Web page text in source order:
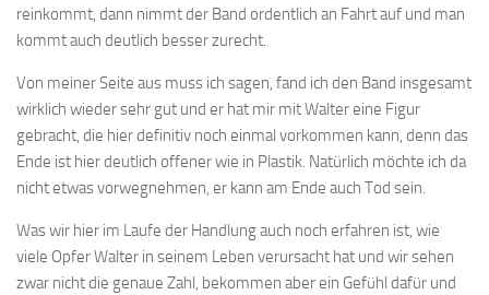
reinkommt, dann nimmt der Band ordentlich an Fahrt auf und man
kommt auch deutlich besser zurecht.
Von meiner Seite aus muss ich sagen, fand ich den Band insgesamt
wirklich wieder sehr gut und er hat mir mit Walter eine Figur
gebracht, die hier definitiv noch einmal vorkommen kann, denn das
Ende ist hier deutlich offener wie in Plastik. Natürlich möchte ich da
nicht etwas vorwegnehmen, er kann am Ende auch Tod sein.
Was wir hier im Laufe der Handlung auch noch erfahren ist, wie
viele Opfer Walter in seinem Leben verursacht hat und wir sehen
zwar nicht die genaue Zahl, bekommen aber ein Gefühl dafür und